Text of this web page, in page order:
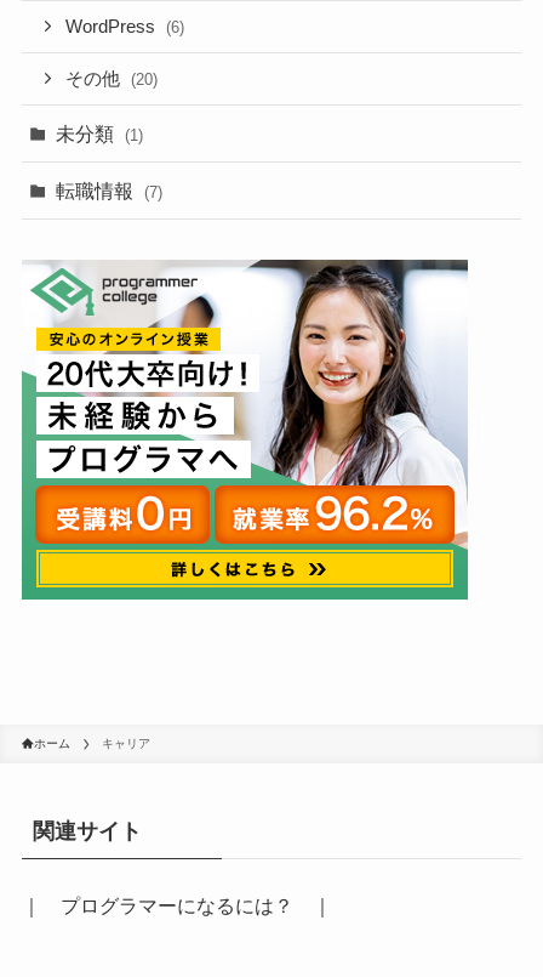
WordPress (6)
その他 (20)
未分類 (1)
転職情報 (7)
ホーム キャリア
関連サイト
プログラマーになるには？